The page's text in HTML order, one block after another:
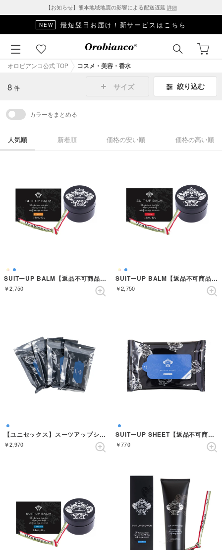
【お知らせ】熊本地域地震の影響による配送遅延 詳細
NEW 最短翌日お届け！新サービスはこちら
オロビアンコ公式 TOP コスメ・美容・香水
8 件 サイズ 絞り込む
カラーをまとめる
人気順 新着順 価格の安い順 価格の高い順
SUITーUP BALM【返品不可商品】 （ARANCIA）
￥2,750
SUITーUP BALM【返品不可商品】 （ROSSO）
￥2,750
【ユニセックス】スーツアップシートazzurro 4個セット【返品不可商品】 （AZZURRO）
￥2,970
SUITーUP SHEET【返品不可商品】 （AZZURRO）
￥770